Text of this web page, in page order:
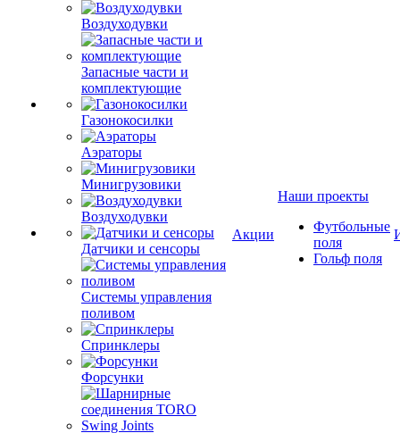
Воздуходувки
Запасные части и
комплектующие
Газонокосилки
Аэраторы
Минигрузовики
Воздуходувки
Датчики и сенсоры
Системы управления
поливом
Спринклеры
Форсунки
Акции
Наши проекты
Футбольные
поля
Гольф поля